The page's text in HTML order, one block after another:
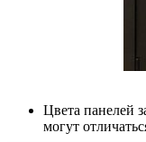
Цвета панелей
могут